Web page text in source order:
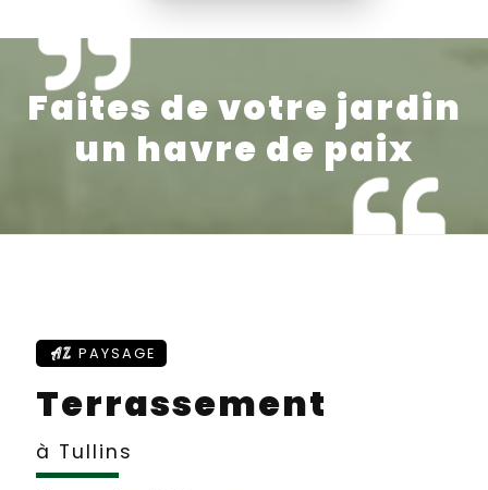
Faites de votre jardin
un havre de paix
AZ PAYSAGE
Terrassement
à Tullins